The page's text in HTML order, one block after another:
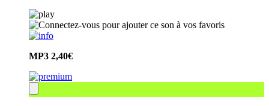
MP3 2,40€